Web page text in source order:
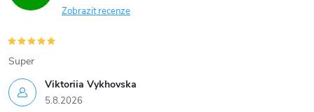
Zobrazit recenze
Viktoriia Vykhovska
5.8.2026
Super